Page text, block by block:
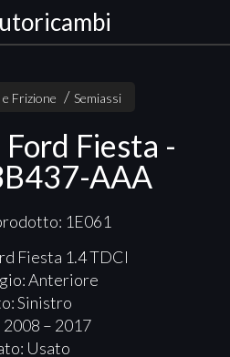
Frizione Semiassi
Ford Fiesta -
AAA
1E061
Fiesta 1.4 TDCI
Anteriore
Sinistro
2008 – 2017
Usato